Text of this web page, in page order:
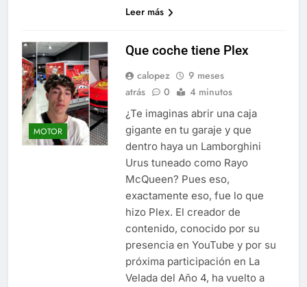
Leer más
MOTOR
Que coche tiene Plex
calopez
9 meses
atrás
0 4 minutos
¿Te imaginas abrir una caja
gigante en tu garaje y que
dentro haya un Lamborghini
Urus tuneado como Rayo
McQueen? Pues eso,
exactamente eso, fue lo que
hizo Plex. El creador de
contenido, conocido por su
presencia en YouTube y por su
próxima participación en La
Velada del Año 4, ha vuelto a